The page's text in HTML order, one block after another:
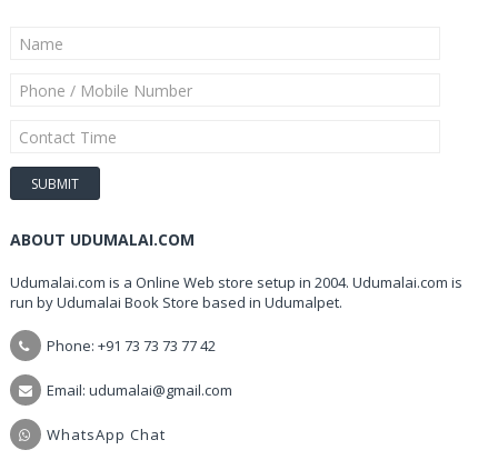
ABOUT UDUMALAI.COM
Udumalai.com is a Online Web store setup in 2004. Udumalai.com is
run by Udumalai Book Store based in Udumalpet.
Phone: +91 73 73 73 77 42
Email: udumalai@gmail.com
WhatsApp Chat